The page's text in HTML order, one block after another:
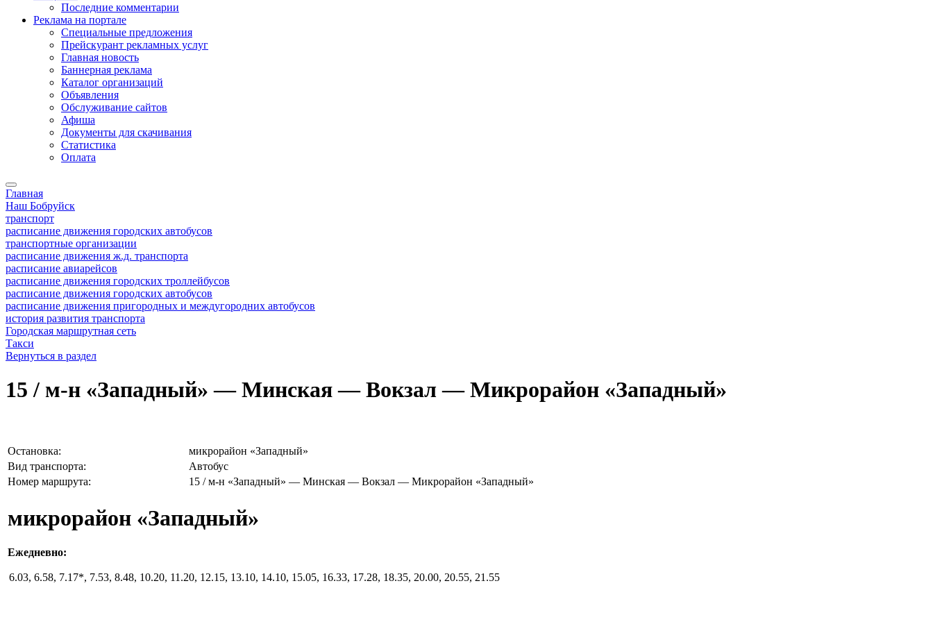
Последние комментарии
Реклама на портале
Специальные предложения
Прейскурант рекламных услуг
Главная новость
Баннерная реклама
Каталог организаций
Объявления
Обслуживание сайтов
Афиша
Документы для скачивания
Статистика
Оплата
Главная
Наш Бобруйск
транспорт
расписание движения городских автобусов
транспортные организации
расписание движения ж.д. транспорта
расписание авиарейсов
расписание движения городских троллейбусов
расписание движения городских автобусов
расписание движения пригородных и междугородних автобусов
история развития транспорта
Городская маршрутная сеть
Такси
Вернуться в раздел
15 / м-н «Западный» — Минская — Вокзал — Микрорайон «Западный»
Остановка:
микрорайон «Западный»
Вид транспорта:
Автобус
Номер маршрута:
15 / м-н «Западный» — Минская — Вокзал — Микрорайон «Западный»
микрорайон «Западный»
Ежедневно:
6.03, 6.58, 7.17*, 7.53, 8.48, 10.20, 11.20, 12.15, 13.10, 14.10, 15.05, 16.33, 17.28, 18.35, 20.00, 20.55, 21.55